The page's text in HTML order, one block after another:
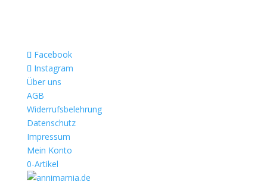
Facebook
Instagram
Über uns
AGB
Widerrufsbelehrung
Datenschutz
Impressum
Mein Konto
0-Artikel